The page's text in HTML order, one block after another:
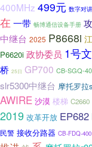
400MHz 499元 数字对
在 一带 畅博通信设备手册
中继台 2025 P8668i
P6620i 政协委员 1号文
桥 25日 GP700 CB-SGQ-
slr5300中继台 摩托罗拉
AWIRE 沙漠 楼梯 C2660
2019 改革开放 EP682
民警 接收分路器 CB-FDQ-400